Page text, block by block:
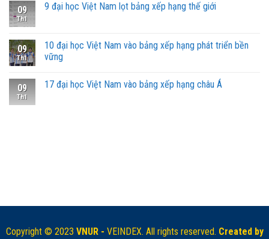
09
Th1
9 đại học Việt Nam lọt bảng xếp hạng thế giới
09
Th1
10 đại học Việt Nam vào bảng xếp hạng phát triển bền
vững
09
Th1
17 đại học Việt Nam vào bảng xếp hạng châu Á
Copyright © 2023 VNUR - VEINDEX. All rights reserved. Created by